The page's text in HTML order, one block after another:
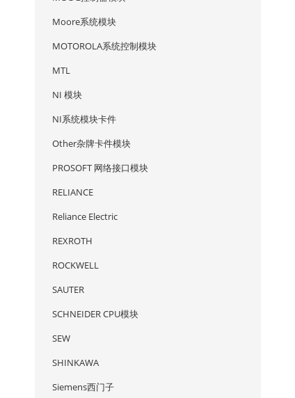
Moore系统模块
MOTOROLA系统控制模块
MTL
NI 模块
NI系统模块卡件
Other杂牌卡件模块
PROSOFT 网络接口模块
RELIANCE
Reliance Electric
REXROTH
ROCKWELL
SAUTER
SCHNEIDER CPU模块
SEW
SHINKAWA
Siemens西门子